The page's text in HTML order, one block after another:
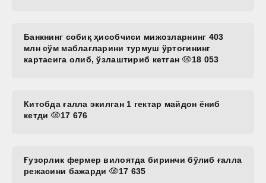
Банкнинг собиқ ҳисобчиси мижозларнинг 403
млн сўм маблағларини турмуш ўртоғининг
картасига олиб, ўзлаштириб кетган
18 053
Китобда ғалла экилган 1 гектар майдон ёниб
кетди
17 676
Ғузорлик фермер вилоятда биринчи бўлиб ғалла
режасини бажарди
17 635